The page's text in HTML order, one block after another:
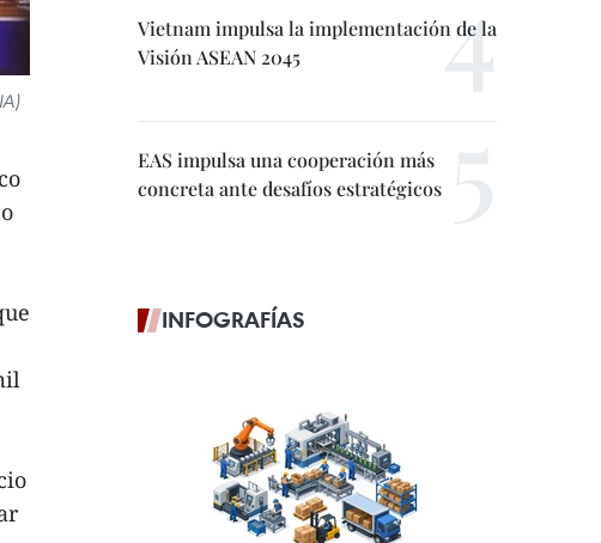
Vietnam impulsa la implementación de la
Visión ASEAN 2045
EAS impulsa una cooperación más
concreta ante desafíos estratégicos
INFOGRAFÍAS